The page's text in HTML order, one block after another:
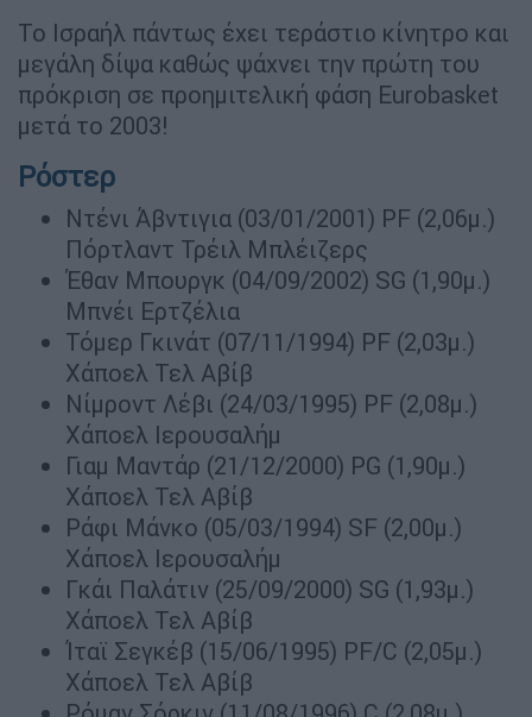
Το Ισραήλ πάντως έχει τεράστιο κίνητρο και
μεγάλη δίψα καθώς ψάχνει την πρώτη του
πρόκριση σε προημιτελική φάση Eurobasket
μετά το 2003!
Ρόστερ
Ντένι Άβντιγια (03/01/2001) PF (2,06μ.)
Πόρτλαντ Τρέιλ Μπλέιζερς
Έθαν Μπουργκ (04/09/2002) SG (1,90μ.)
Mπνέι Ερτζέλια
Τόμερ Γκινάτ (07/11/1994) PF (2,03μ.)
Χάποελ Τελ Αβίβ
Νίμροντ Λέβι (24/03/1995) PF (2,08μ.)
Χάποελ Ιερουσαλήμ
Γιαμ Μαντάρ (21/12/2000) PG (1,90μ.)
Χάποελ Τελ Αβίβ
Ράφι Μάνκο (05/03/1994) SF (2,00μ.)
Χάποελ Ιερουσαλήμ
Γκάι Παλάτιν (25/09/2000) SG (1,93μ.)
Χάποελ Τελ Αβίβ
Ίταϊ Σεγκέβ (15/06/1995) PF/C (2,05μ.)
Χάποελ Τελ Αβίβ